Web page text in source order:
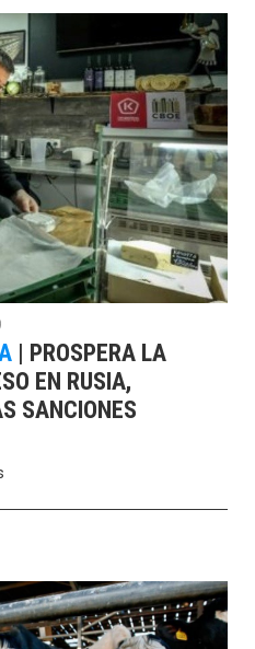
| PROSPERA LA
EN RUSIA,
SANCIONES